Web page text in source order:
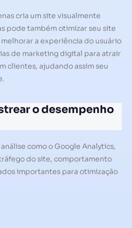
cria um site visualmente
pode também otimizar seu site
a experiência do usuário
de marketing digital para atrair
clientes, ajudando assim seu
o desempenho
como o Google Analytics,
do site, comportamento
importantes para otimização